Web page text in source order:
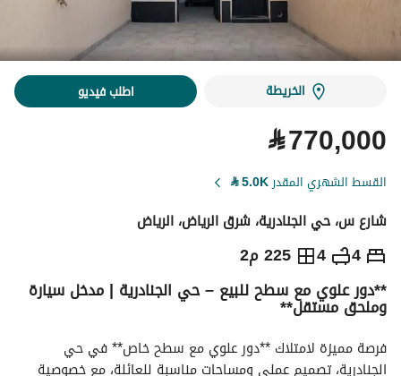
الخريطة اطلب فيديو
⃁770,000
القسط الشهري المقدر5.0K
⃁
شارع س، حي الجنادرية، شرق الرياض، الرياض
4
4 225 م2 ⃁
770,000
التفاصيل معلومات ترخيص الإعلان حاسبة التمويل
**دور علوي مع سطح للبيع – حي الجنادرية | مدخل سيارة
وملحق مستقل**